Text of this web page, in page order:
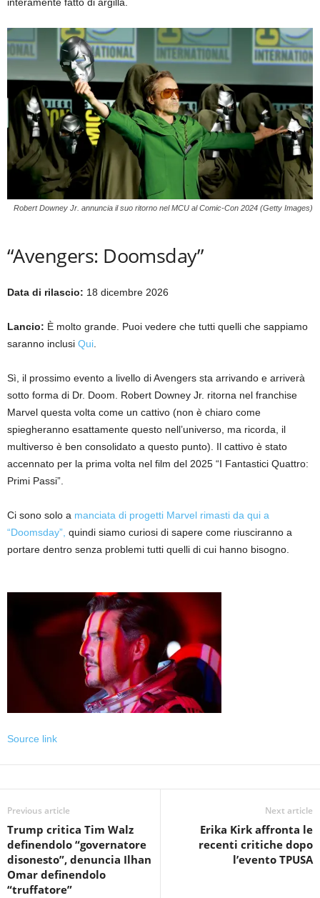
Robert Downey Jr. annuncia il suo ritorno nel MCU al Comic-Con 2024 (Getty Images)
“Avengers: Doomsday”
Data di rilascio: 18 dicembre 2026
Lancio: È molto grande. Puoi vedere che tutti quelli che sappiamo
saranno inclusi Qui.
Sì, il prossimo evento a livello di Avengers sta arrivando e arriverà
sotto forma di Dr. Doom. Robert Downey Jr. ritorna nel franchise
Marvel questa volta come un cattivo (non è chiaro come
spiegheranno esattamente questo nell’universo, ma ricorda, il
multiverso è ben consolidato a questo punto). Il cattivo è stato
accennato per la prima volta nel film del 2025 “I Fantastici Quattro:
Primi Passi”.
Ci sono solo a manciata di progetti Marvel rimasti da qui a
“Doomsday”, quindi siamo curiosi di sapere come riusciranno a
portare dentro senza problemi tutti quelli di cui hanno bisogno.
Source link
Previous article
Trump critica Tim Walz
definendolo “governatore
disonesto”, denuncia Ilhan
Omar definendolo
“truffatore”
Next article
Erika Kirk affronta le
recenti critiche dopo
l’evento TPUSA